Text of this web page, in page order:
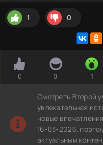
1 0
0 0 1
Смотреть Второй
увлекательная
новые
16-03-2026,
актуальным